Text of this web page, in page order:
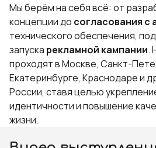
Мы берём на себя всё: от
концепции до согласования с
технического обеспечения,
запуска рекламной кампании.
проходят в Москве, Санкт-
Екатеринбурге, Краснодаре и
России, ставя целью
идентичности и повышение
жизни.